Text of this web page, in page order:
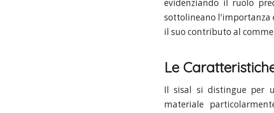
evidenziando il ruolo
sottolineano l'importanza
il suo contributo al
Le
Il sisal si distingue per
materiale